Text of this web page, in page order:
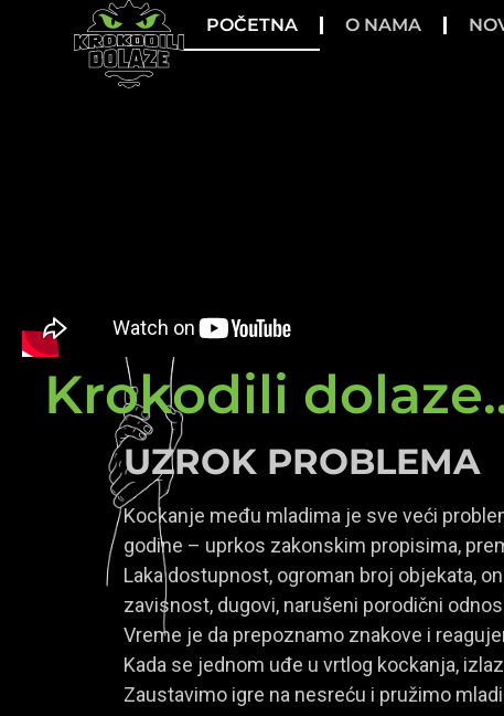
POČETNA O NAMA
Krokodili
UZROK PROBLEMA
Kockanje među mladima je sve veći
godine – uprkos zakonskim propisima,
Laka dostupnost, ogroman broj objekata,
zavisnost, dugovi, narušeni porodični
Vreme je da prepoznamo znakove i
Kada se jednom uđe u vrtlog kockanja,
Zaustavimo igre na nesreću i pružimo